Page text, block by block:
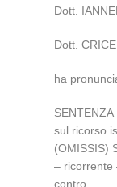
Dott.
Dott.
ha
SENTENZA
sul ricorso
(OMISSIS)
– ricorrente
contro